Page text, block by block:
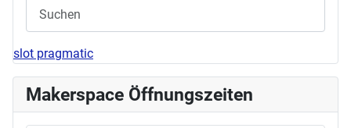
slot pragmatic
Makerspace Öffnungszeiten